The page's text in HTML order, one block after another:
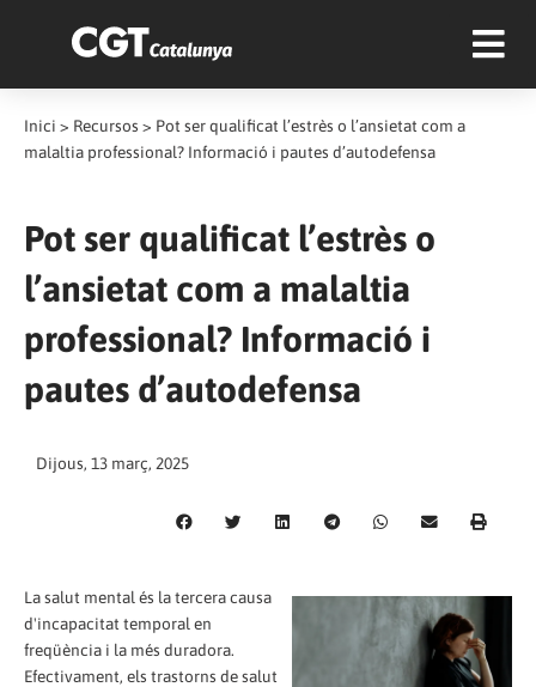
Inici > Recursos > Pot ser qualificat l’estrès o l’ansietat com a
malaltia professional? Informació i pautes d’autodefensa
Pot ser qualificat l’estrès o
l’ansietat com a malaltia
professional? Informació i
pautes d’autodefensa
Dijous, 13 març, 2025
La salut mental és la tercera causa
d'incapacitat temporal en
freqüència i la més duradora.
Efectivament, els trastorns de salut